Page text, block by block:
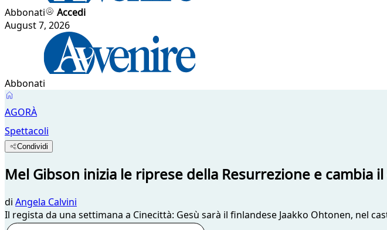
Abbonati
Accedi
August 7, 2026
Abbonati
AGORÀ
Spettacoli
Condividi
Mel Gibson inizia le riprese della Resurrezione e cambia
di Angela Calvini
Il regista da una settimana a Cinecittà: Gesù sarà il finlandese Jaakko Ohtonen, nel